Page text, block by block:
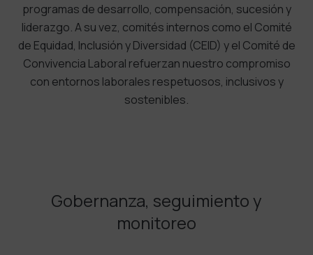
programas de desarrollo, compensación, sucesión y
liderazgo. A su vez, comités internos como el Comité
de Equidad, Inclusión y Diversidad (CEID) y el Comité de
Convivencia Laboral refuerzan nuestro compromiso
con entornos laborales respetuosos, inclusivos y
sostenibles.
Gobernanza, seguimiento y
monitoreo